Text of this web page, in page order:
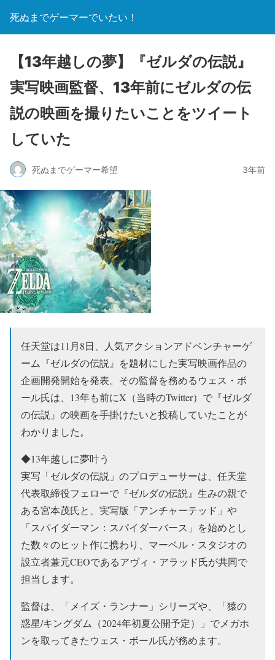
死ぬまでゲーマーでいたい！
【13年越しの夢】『ゼルダの伝説』
実写映画監督、13年前にゼルダの伝
説の映画を撮りたいことをツイート
していた
死ぬまでゲーマー希望 3年前
任天堂は11月8日、人気アクションアドベンチャーゲ
ーム『ゼルダの伝説』を題材にした実写映画作品の
企画開発開始を発表。その監督を務めるウェス・ボ
ール氏は、13年も前にX（当時のTwitter）で『ゼルダ
の伝説』の映画を手掛けたいと投稿していたことが
わかりました。
◆13年越しに夢叶う
実写「ゼルダの伝説」のプロデューサーは、任天堂
代表取締役フェローで『ゼルダの伝説』生みの親で
ある宮本茂氏と、実写版「アンチャーテッド」や
「スパイダーマン：スパイダーバース」を始めとし
た数々のヒット作に携わり、マーベル・スタジオの
設立者兼元CEOであるアヴィ・アラッド氏が共同で
担当します。
監督は、「メイズ・ランナー」シリーズや、「猿の
惑星/キングダム（2024年初夏公開予定）」でメガホ
ンを取ってきたウェス・ボール氏が務めます。